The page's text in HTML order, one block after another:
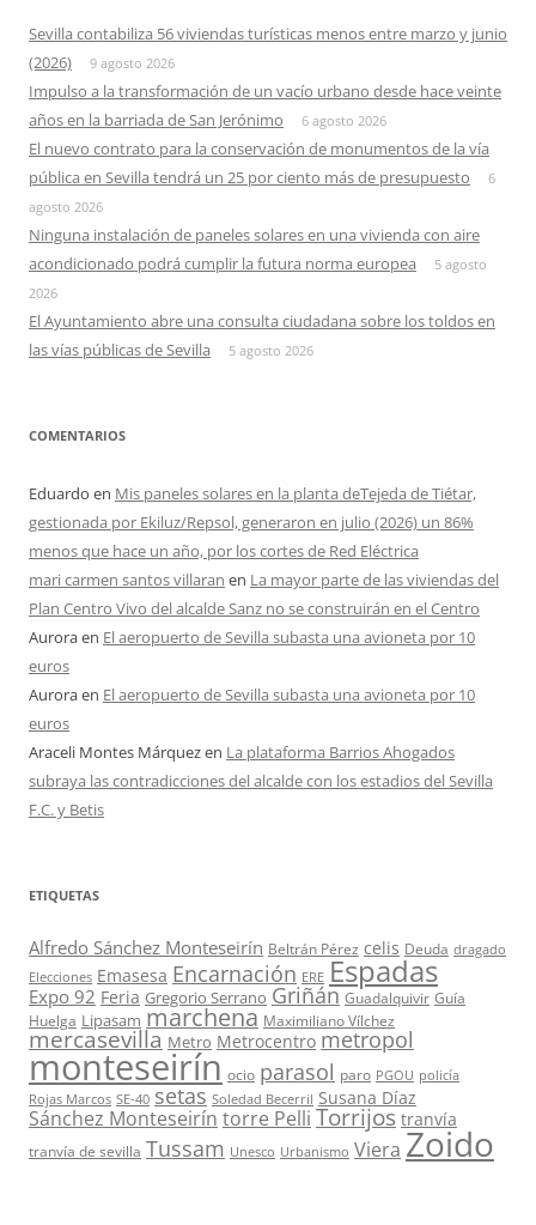
Sevilla contabiliza 56 viviendas turísticas menos entre marzo y junio
(2026)
9 agosto 2026
Impulso a la transformación de un vacío urbano desde hace veinte
años en la barriada de San Jerónimo
6 agosto 2026
El nuevo contrato para la conservación de monumentos de la vía
pública en Sevilla tendrá un 25 por ciento más de presupuesto
6
agosto 2026
Ninguna instalación de paneles solares en una vivienda con aire
acondicionado podrá cumplir la futura norma europea
5 agosto
2026
El Ayuntamiento abre una consulta ciudadana sobre los toldos en
las vías públicas de Sevilla
5 agosto 2026
COMENTARIOS
Eduardo en Mis paneles solares en la planta deTejeda de Tiétar,
gestionada por Ekiluz/Repsol, generaron en julio (2026) un 86%
menos que hace un año, por los cortes de Red Eléctrica
mari carmen santos villaran en La mayor parte de las viviendas del
Plan Centro Vivo del alcalde Sanz no se construirán en el Centro
Auroraen El aeropuerto de Sevilla subasta una avioneta por 10
euros
Auroraen El aeropuerto de Sevilla subasta una avioneta por 10
euros
Araceli Montes Márquezen La plataforma Barrios Ahogados
subraya las contradicciones del alcalde con los estadios del Sevilla
F.C. y Betis
ETIQUETAS
Alfredo Sánchez Monteseirín Beltrán Pérez celis Deuda dragado
Elecciones Emasesa Encarnación ERE Espadas
Expo 92 Feria Gregorio Serrano Griñán Guadalquivir Guía
Huelga Lipasam marchena Maximiliano Vílchez
mercasevilla Metro Metrocentro metropol
monteseirín ocio parasol paro PGOU policía
Rojas Marcos SE-40 setas Soledad Becerril Susana Díaz
Sánchez Monteseirín torre Pelli Torrijos tranvía
tranvía de sevilla Tussam Unesco Urbanismo Viera Zoido